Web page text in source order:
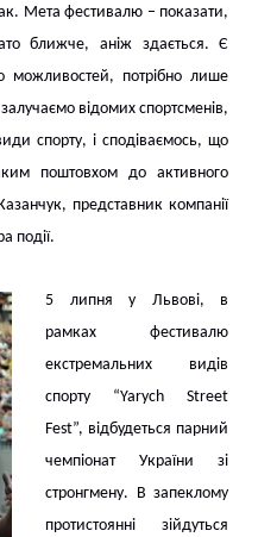
Мета фестивалю – показати,
ближче, аніж здається. Є
можливостей, потрібно лише
відомих спортсменів,
спорту, і сподіваємось, що
поштовхом до активного
представник компанії
події.
5 липня у Львові, в
рамках фестивалю
екстремальних видів
спорту “Yarych Street
Fest”, відбудеться парний
чемпіонат України зі
стронгмену. В запеклому
протистоянні зійдуться